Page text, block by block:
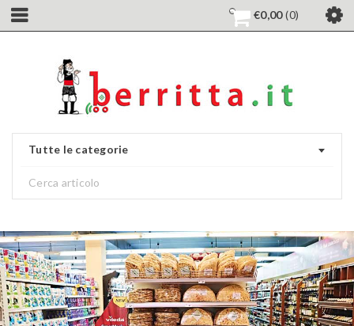
€0,00 0
Tutte le categorie